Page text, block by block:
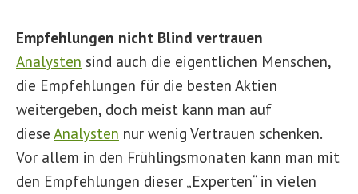
Empfehlungen nicht Blind vertrauen
Analysten sind auch die eigentlichen Menschen,
die Empfehlungen für die besten Aktien
weitergeben, doch meist kann man auf
diese Analysten nur wenig Vertrauen schenken.
Vor allem in den Frühlingsmonaten kann man mit
den Empfehlungen dieser „Experten“ in vielen